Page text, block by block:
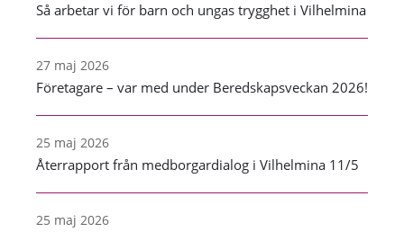
Så arbetar vi för barn och ungas trygghet i Vilhelmina
27 maj 2026
Företagare – var med under Beredskapsveckan 2026!
25 maj 2026
Återrapport från medborgardialog i Vilhelmina 11/5
25 maj 2026